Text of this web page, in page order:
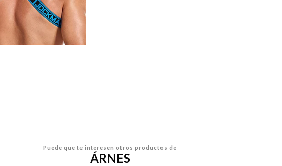
Puede que te interesen otros productos de
ÁRNES